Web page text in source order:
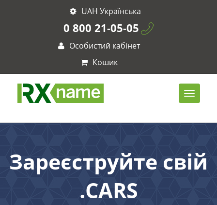
UAH Українська
0 800 21-05-05
Особистий кабінет
Кошик
Зареєструйте свій
.CARS